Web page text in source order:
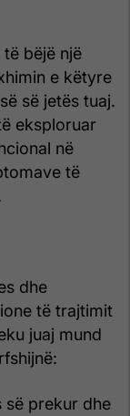
bëjë një
e këtyre
së jetës tuaj.
eksploruar
në
të
dhe
të trajtimit
juaj mund
së prekur dhe